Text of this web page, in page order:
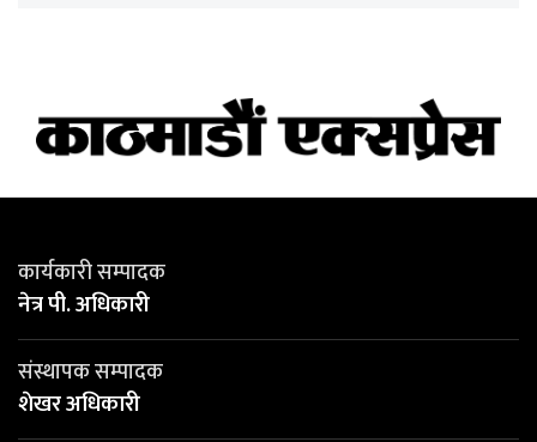
कार्यकारी सम्पादक
नेत्र पी. अधिकारी
संस्थापक सम्पादक
शेखर अधिकारी